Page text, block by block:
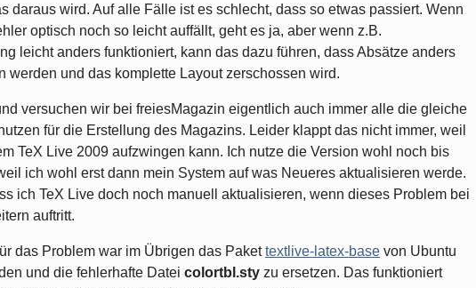
daraus wird. Auf alle Fälle ist es schlecht, dass so etwas passiert. Wenn
optisch noch so leicht auffällt, geht es ja, aber wenn z.B.
leicht anders funktioniert, kann das dazu führen, dass Absätze anders
werden und das komplette Layout zerschossen wird.
versuchen wir bei freiesMagazin eigentlich auch immer alle die gleiche
für die Erstellung des Magazins. Leider klappt das nicht immer, weil
TeX Live 2009 aufzwingen kann. Ich nutze die Version wohl noch bis
ich wohl erst dann mein System auf was Neueres aktualisieren werde.
ich TeX Live doch noch manuell aktualisieren, wenn dieses Problem bei
auftritt.
das Problem war im Übrigen das Pakettextlive-latex-base von Ubuntu
und die fehlerhafte Datei colortbl.sty zu ersetzen. Das funktioniert